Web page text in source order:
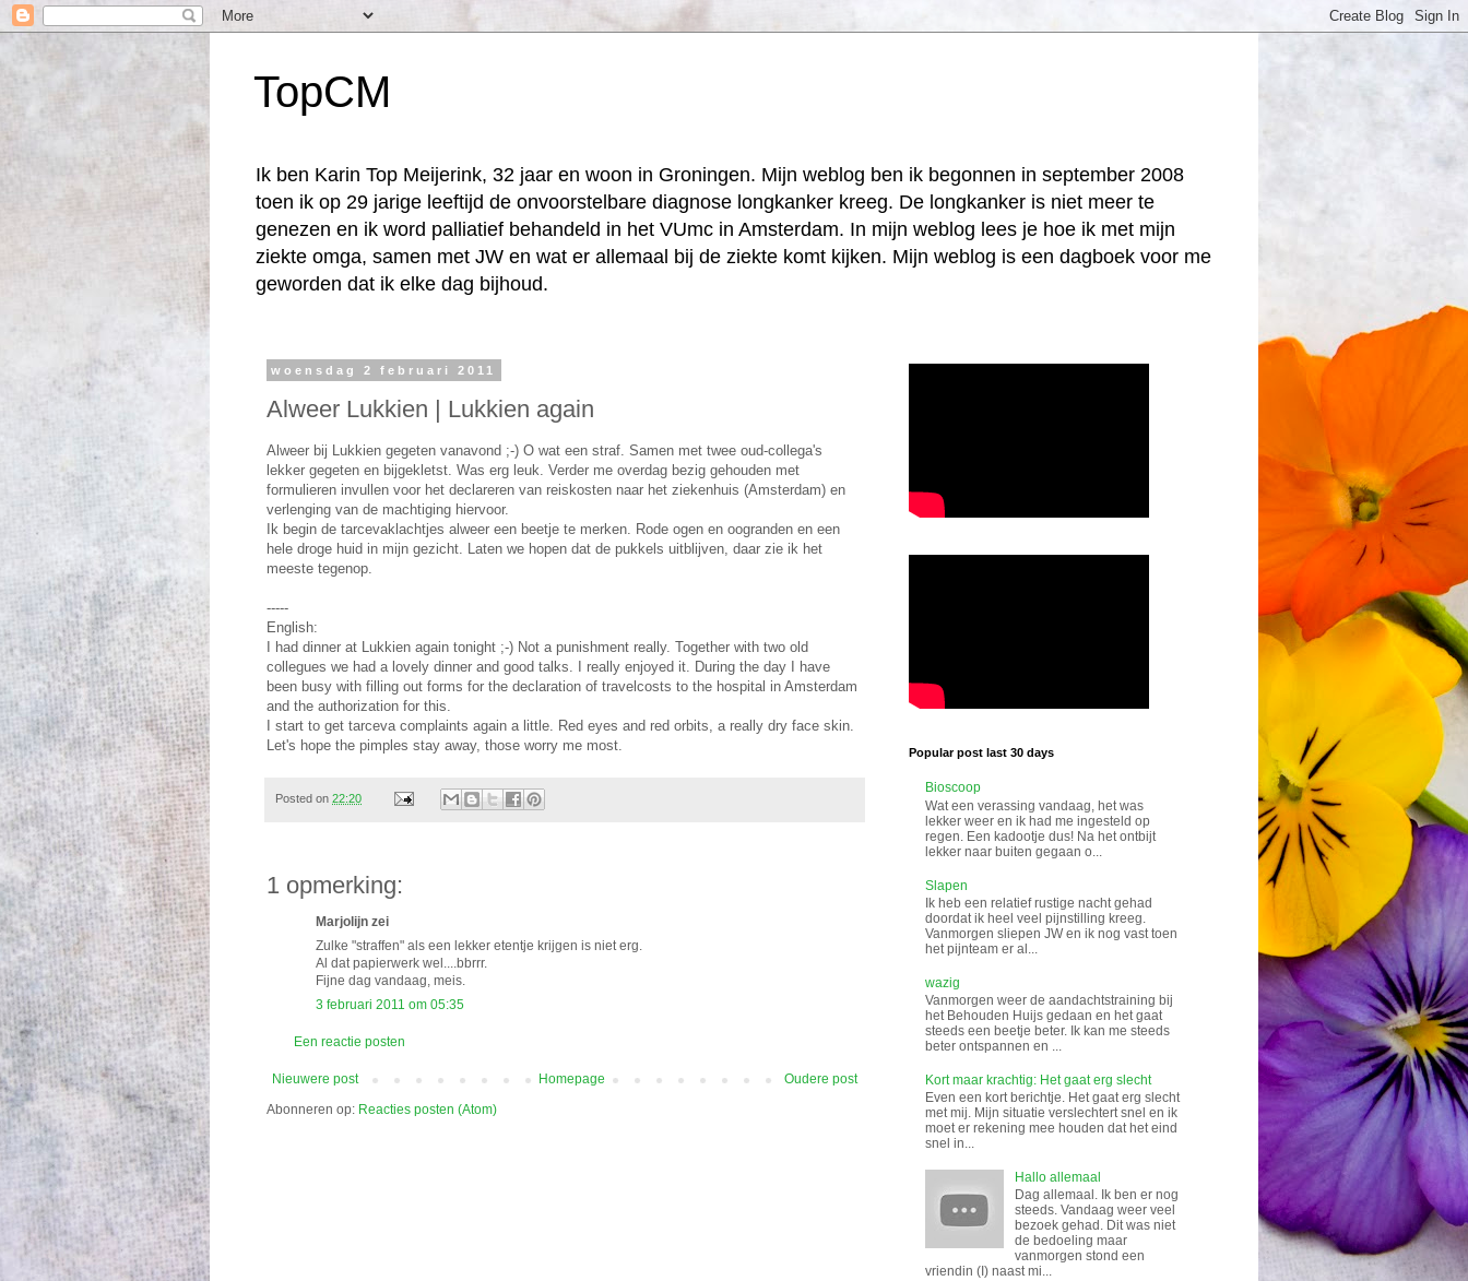
TopCM
Ik ben Karin Top Meijerink, 32 jaar en woon in Groningen. Mijn weblog ben ik begonnen in september 2008
toen ik op 29 jarige leeftijd de onvoorstelbare diagnose longkanker kreeg. De longkanker is niet meer te
genezen en ik word palliatief behandeld in het VUmc in Amsterdam. In mijn weblog lees je hoe ik met mijn
ziekte omga, samen met JW en wat er allemaal bij de ziekte komt kijken. Mijn weblog is een dagboek voor me
geworden dat ik elke dag bijhoud.
woensdag 2 februari 2011
Alweer Lukkien | Lukkien again
Alweer bij Lukkien gegeten vanavond ;-) O wat een straf. Samen met twee oud-collega's
lekker gegeten en bijgekletst. Was erg leuk. Verder me overdag bezig gehouden met
formulieren invullen voor het declareren van reiskosten naar het ziekenhuis (Amsterdam) en
verlenging van de machtiging hiervoor.
Ik begin de tarcevaklachtjes alweer een beetje te merken. Rode ogen en oogranden en een
hele droge huid in mijn gezicht. Laten we hopen dat de pukkels uitblijven, daar zie ik het
meeste tegenop.
-----
English:
I had dinner at Lukkien again tonight ;-) Not a punishment really. Together with two old
collegues we had a lovely dinner and good talks. I really enjoyed it. During the day I have
been busy with filling out forms for the declaration of travelcosts to the hospital in Amsterdam
and the authorization for this.
I start to get tarceva complaints again a little. Red eyes and red orbits, a really dry face skin.
Let's hope the pimples stay away, those worry me most.
Posted on 22:20
1 opmerking:
Marjolijn zei
Zulke "straffen" als een lekker etentje krijgen is niet erg.
Al dat papierwerk wel....bbrrr.
Fijne dag vandaag, meis.
3 februari 2011 om 05:35
Een reactie posten
Nieuwere post Oudere post
Homepage
Abonneren op: Reacties posten (Atom)
Popular post last 30 days
Bioscoop
Wat een verassing vandaag, het was
lekker weer en ik had me ingesteld op
regen. Een kadootje dus! Na het ontbijt
lekker naar buiten gegaan o...
Slapen
Ik heb een relatief rustige nacht gehad
doordat ik heel veel pijnstilling kreeg.
Vanmorgen sliepen JW en ik nog vast toen
het pijnteam er al...
wazig
Vanmorgen weer de aandachtstraining bij
het Behouden Huijs gedaan en het gaat
steeds een beetje beter. Ik kan me steeds
beter ontspannen en ...
Kort maar krachtig: Het gaat erg slecht
Even een kort berichtje. Het gaat erg slecht
met mij. Mijn situatie verslechtert snel en ik
moet er rekening mee houden dat het eind
snel in...
Hallo allemaal
Dag allemaal. Ik ben er nog
steeds. Vandaag weer veel
bezoek gehad. Dit was niet
de bedoeling maar
vanmorgen stond een
vriendin (I) naast mi...